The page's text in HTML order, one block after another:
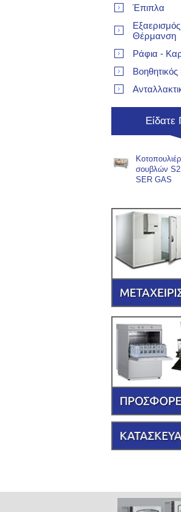
Έπιπλα
Θέρμανση
Ράφια -
σουβλών
SER GAS